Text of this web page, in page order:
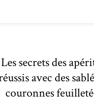
Les secrets des
avec des
couronnes